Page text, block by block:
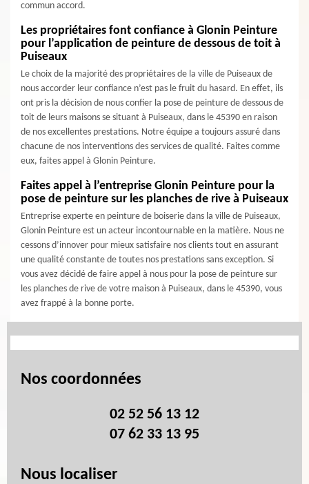
commun accord.
Les propriétaires font confiance à Glonin Peinture
pour l’application de peinture de dessous de toit à
Puiseaux
Le choix de la majorité des propriétaires de la ville de Puiseaux de
nous accorder leur confiance n’est pas le fruit du hasard. En effet, ils
ont pris la décision de nous confier la pose de peinture de dessous de
toit de leurs maisons se situant à Puiseaux, dans le 45390 en raison
de nos excellentes prestations. Notre équipe a toujours assuré dans
chacune de nos interventions des services de qualité. Faites comme
eux, faites appel à Glonin Peinture.
Faites appel à l’entreprise Glonin Peinture pour la
pose de peinture sur les planches de rive à Puiseaux
Entreprise experte en peinture de boiserie dans la ville de Puiseaux,
Glonin Peinture est un acteur incontournable en la matière. Nous ne
cessons d’innover pour mieux satisfaire nos clients tout en assurant
une qualité constante de toutes nos prestations sans exception. Si
vous avez décidé de faire appel à nous pour la pose de peinture sur
les planches de rive de votre maison à Puiseaux, dans le 45390, vous
avez frappé à la bonne porte.
Nos coordonnées
02 52 56 13 12
07 62 33 13 95
Nous localiser